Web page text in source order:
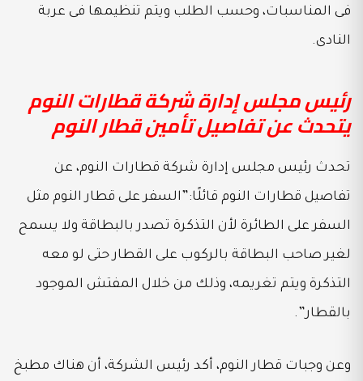
فى المناسبات، وحسب الطلب ويتم تنظيمها فى عربة
النادى.
رئيس مجلس إدارة شركة قطارات النوم
يتحدث عن تفاصيل تأمين قطار النوم
تحدث رئيس مجلس إدارة شركة قطارات النوم، عن
تفاصيل قطارات النوم قائلًا:”السفر على قطار النوم مثل
السفر على الطائرة لأن التذكرة تصدر بالبطاقة ولا يسمح
لغير صاحب البطاقة بالركوب على القطار حتى لو معه
التذكرة ويتم تغريمه، وذلك من خلال المفتش الموجود
بالقطار”.
وعن وجبات قطار النوم، أكد رئيس الشركة، أن هناك مطبخ